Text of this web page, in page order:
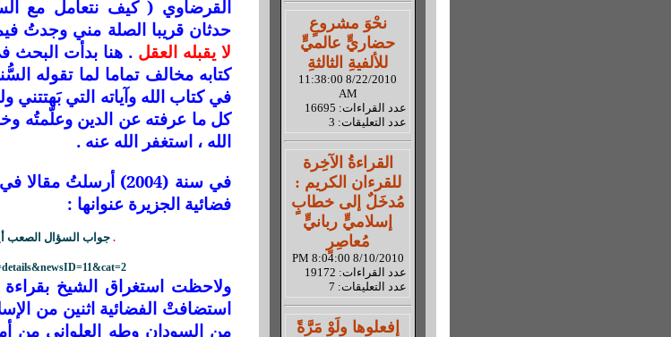
نحْوَ مشروعٍ
حضاريٍّ عالميٍّ
للألفيةِ الثالثةِ
8/22/2010 11:38:00
AM
عدد القراءات: 16695
عدد التعليقات: 3
القراءةُ الآخِرة
للقرءان الكريم :
مُدخَلٌ إلى خطابٍ
إسلاميٍّ ربانيٍّ
مُعاصِرٍ
8/10/2010 8:04:00 PM
عدد القراءات: 19172
عدد التعليقات: 7
إفعلوها ولَوْ مَرَّةً
القرضاوي ( كيف نتعامل مع
حدثان قريبا الصلة مني وجدتُ
لا يقبله العقل . هنا بدأت البحث
كتابه مخالف تماما لما
كل ما عرفته عن الدين وعلّمتُه
الله ، استغفر الله عنه .
في سنة (2004)
فضائية الجزيرة عنوانها :
. جواب السؤال الصعب
ولاحظت استغراق الشيخ
استضافتْ الفضائية اثنين من
من السودان وطه العلواني من